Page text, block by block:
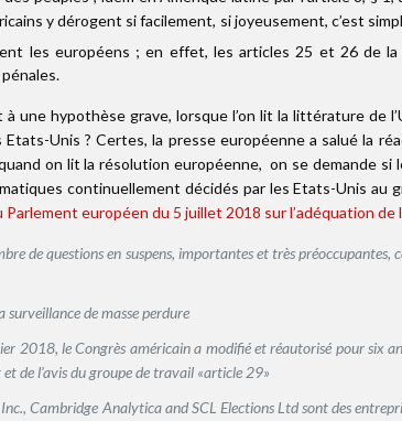
y dérogent si facilement, si joyeusement, c’est
les européens ; en effet, les articles 25 et 26 de
une hypothèse grave, lorsque l’on lit la littérature de
Unis ? Certes, la presse européenne a salué la
on lit la résolution européenne, on se demande
continuellement décidés par les Etats-Unis
Parlement européen du 5 juillet 2018 sur l’adéquation
de questions en suspens, importantes et très préoccupantes,
de masse perdure
2018, le Congrès américain a modifié et réautorisé pour six
et de l’avis du groupe de travail «article 29»
Cambridge Analytica and SCL Elections Ltd sont des